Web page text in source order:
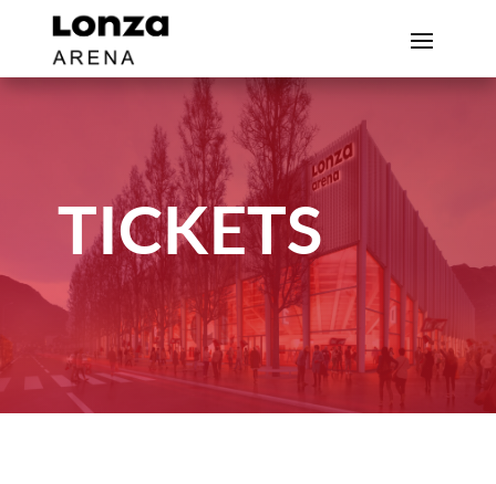
TICKETS